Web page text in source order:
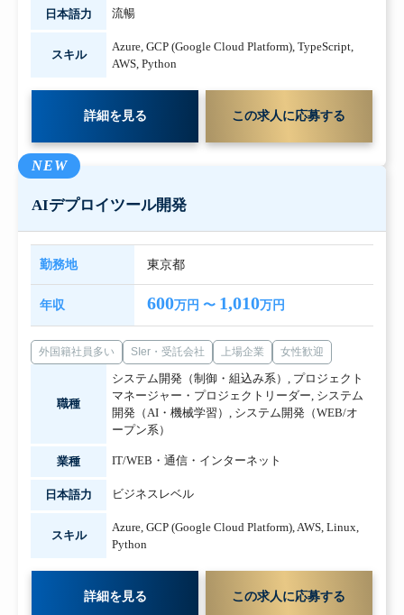
日本語力 流暢
スキル
Azure, GCP (Google Cloud Platform), TypeScript,
AWS, Python
詳細を見る この求人に応募する
NEW
AIデプロイツール開発
勤務地 東京都
年収 600万円 〜 1,010万円
外国籍社員多い SIer・受託会社 上場企業 女性歓迎
職種
システム開発（制御・組込み系） , プロジェクト
マネージャー・プロジェクトリーダー, システム
開発（AI・機械学習） , システム開発（WEB/オ
ープン系）
業種 IT/WEB・通信・インターネット
日本語力 ビジネスレベル
スキル
Azure, GCP (Google Cloud Platform),AWS, Linux,
Python
詳細を見る この求人に応募する